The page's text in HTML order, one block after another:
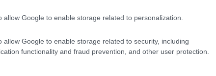
allow Google to enable storage related to personalization.
allow Google to enable storage related to security, including
functionality and fraud prevention, and other user protection.